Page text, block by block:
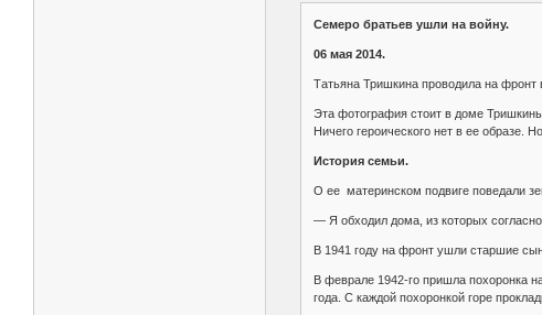
Семеро братьев ушли на войну.
06 мая 2014.
Татьяна Тришкина проводила на фронт
Эта фотография стоит в доме
Ничего героического нет в ее образе.
История семьи.
О ее материнском подвиге поведали
— Я обходил дома, из которых
В 1941 году на фронт ушли старшие
В феврале 1942-го пришла похоронка
года. С каждой похоронкой горе